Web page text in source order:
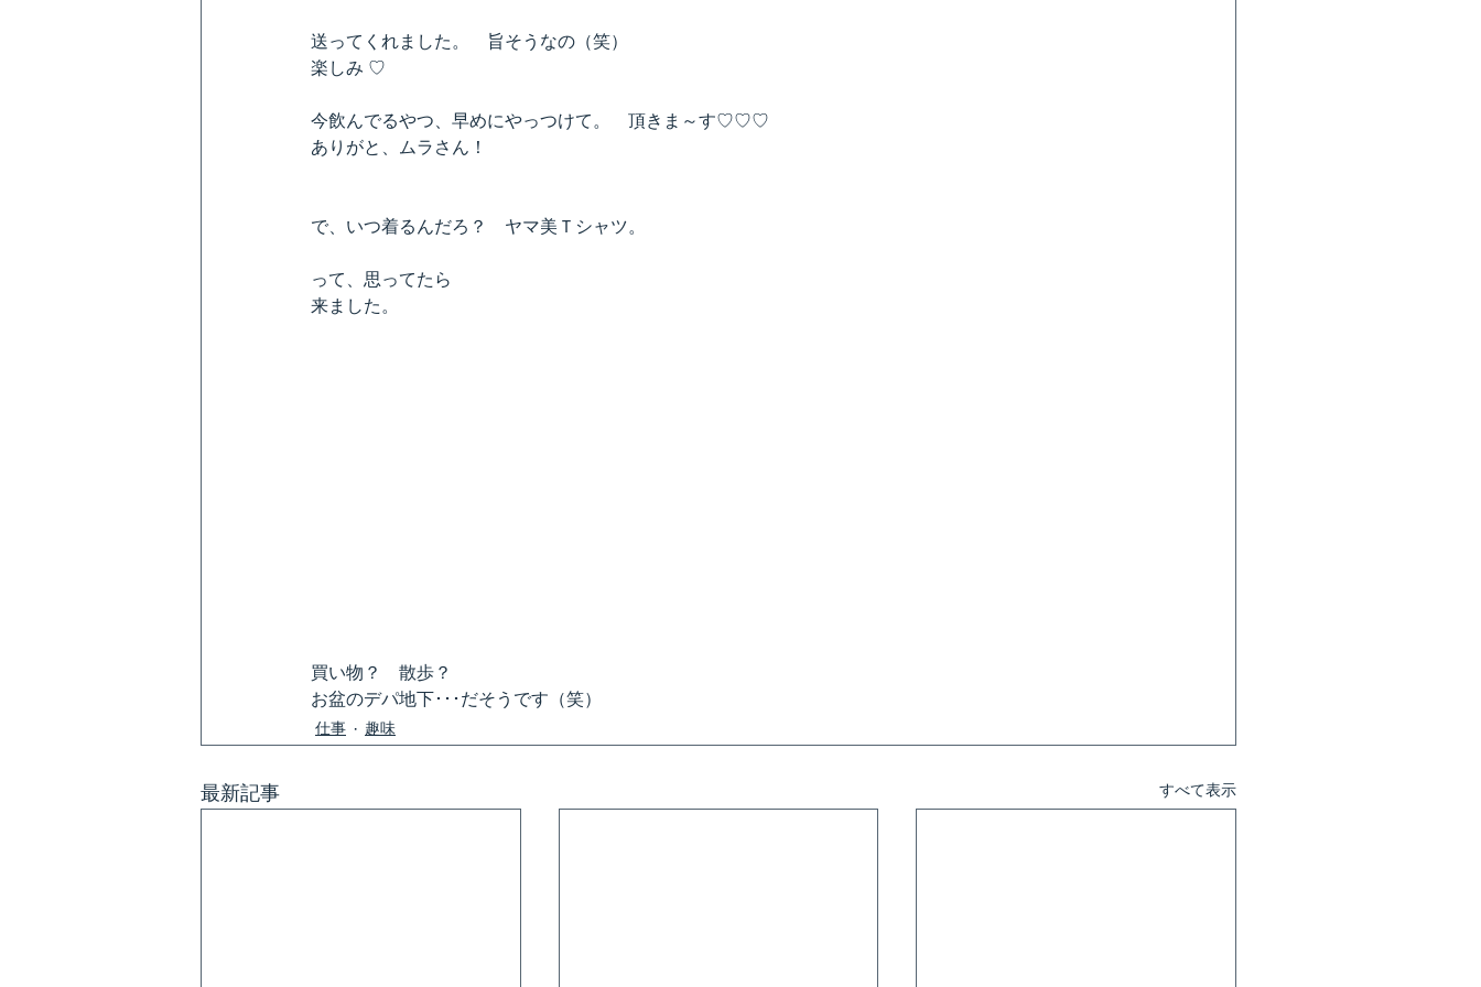
送ってくれました。　旨そうなの（笑）
楽しみ ♡
今飲んでるやつ、早めにやっつけて。　頂きま～す♡♡♡
ありがと、ムラさん！
で、いつ着るんだろ？　ヤマ美Ｔシャツ。
って、思ってたら
来ました。
買い物？　散歩？
お盆のデパ地下･･･だそうです（笑）
仕事 趣味
最新記事 すべて表示